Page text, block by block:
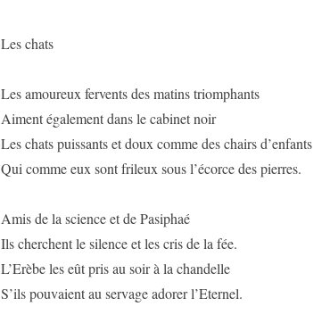
Les chats
Les amoureux fervents des matins triomphants
Aiment également dans le cabinet noir
Les chats puissants et doux comme des chairs d’enfants
Qui comme eux sont frileux sous l’écorce des pierres.
Amis de la science et de Pasiphaé
Ils cherchent le silence et les cris de la fée.
L’Erèbe les eût pris au soir à la chandelle
S’ils pouvaient au servage adorer l’Eternel.